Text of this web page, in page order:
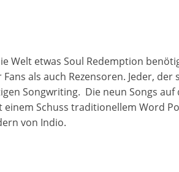
Welt etwas Soul Redemption
als auch Rezensoren. Jeder,
Songwriting. Die neun Songs
Schuss traditionellem Word
von Indio.